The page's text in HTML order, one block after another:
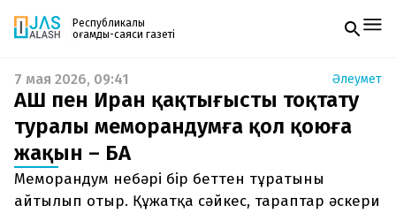
Республикалық
қоғамдық-саяси газеті
Жаңалықтар
Спорт
Live
Руханият
Аймақ
Архив
Заң және тәртіп
Газетке жазылу
PDF форматтағы газетті ай сайын электронды
поштаңызға алып отырыңыз. Жаңа нөмір
шыққан сәтте сізге бірден жіберіледі. Тек email
енгізіңіз, біз қалғанын өзіміз жібереміз.
7 мая 2026, 09:41 Әлеумет
АҚШ пен Иран қақтығысты тоқтату
туралы меморандумға қол қоюға
жақын – БАҚ
Меморандум небәрі бір беттен тұратыны
айтылып отыр. Құжатқа сәйкес, тараптар әскери